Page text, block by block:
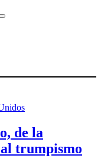
de la
trumpismo